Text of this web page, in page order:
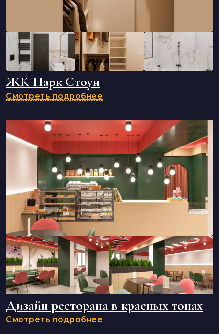
ЖК Парк Стоун
Смотреть подробнее
Дизайн ресторана в красных тонах
Смотреть подробнее